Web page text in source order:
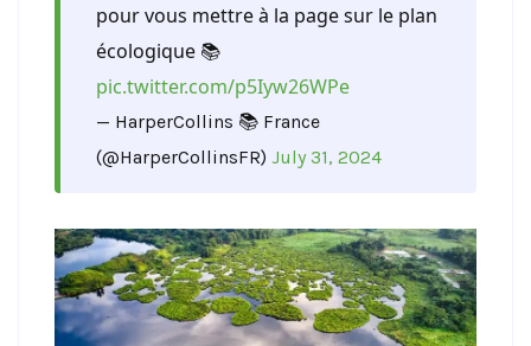
pour vous mettre à la page sur le plan
écologique 📚
pic.twitter.com/p5Iyw26WPe
— HarperCollins 📚 France
(@HarperCollinsFR) July 31, 2024